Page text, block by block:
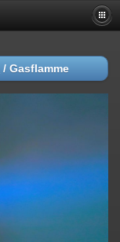
/ Gasflamme